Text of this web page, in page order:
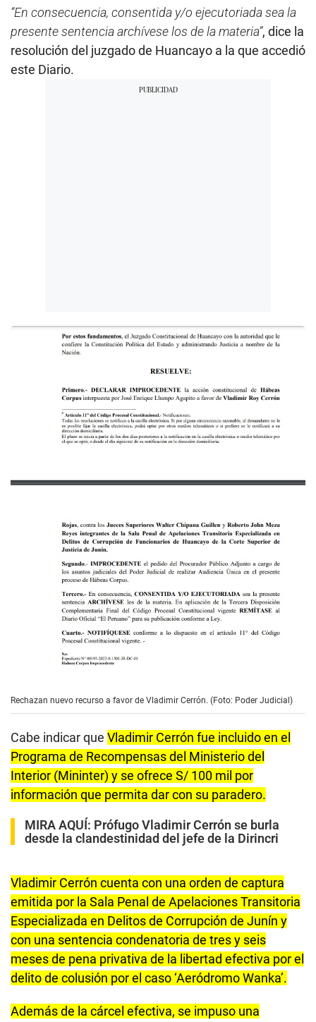
“En consecuencia, consentida y/o ejecutoriada sea la
presente sentencia archívese los de la materia”, dice la
resolución del juzgado de Huancayo a la que accedió
este Diario.
Rechazan nuevo recurso a favor de Vladimir Cerrón. (Foto: Poder Judicial)
Cabe indicar que Vladimir Cerrón fue incluido en el
Programa de Recompensas del Ministerio del
Interior (Mininter) y se ofrece S/ 100 mil por
información que permita dar con su paradero.
MIRA AQUÍ: Prófugo Vladimir Cerrón se burla
desde la clandestinidad del jefe de la Dirincri
Vladimir Cerrón cuenta con una orden de captura
emitida por la Sala Penal de Apelaciones Transitoria
Especializada en Delitos de Corrupción de Junín y
con una sentencia condenatoria de tres y seis
meses de pena privativa de la libertad efectiva por el
delito de colusión por el caso ‘Aeródromo Wanka’.
Además de la cárcel efectiva, se impuso una